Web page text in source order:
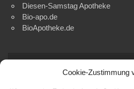
Cookie-Zustimmung
Diesen-Samstag Apotheke
Bio-apo.de
BioApotheke.de